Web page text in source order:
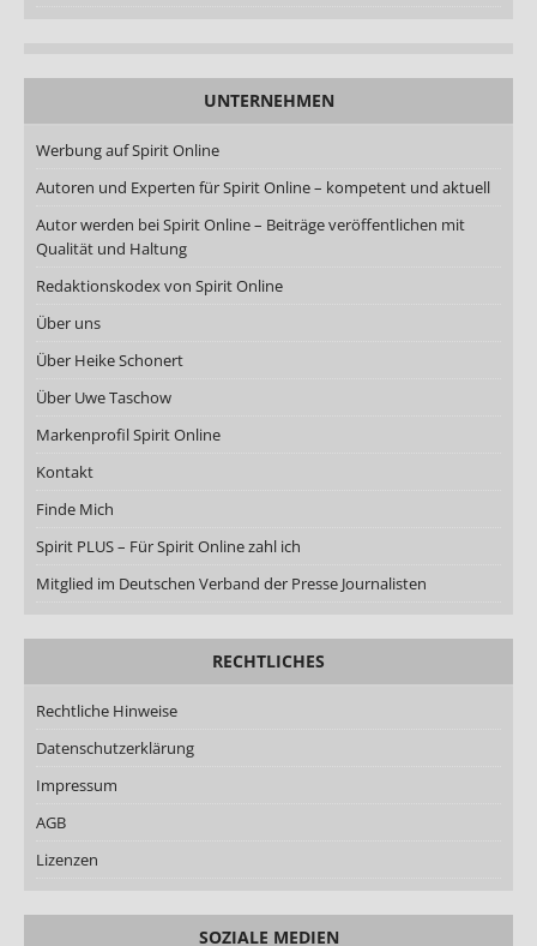
UNTERNEHMEN
Werbung auf Spirit Online
Autoren und Experten für Spirit Online – kompetent und aktuell
Autor werden bei Spirit Online – Beiträge veröffentlichen mit
Qualität und Haltung
Redaktionskodex von Spirit Online
Über uns
Über Heike Schonert
Über Uwe Taschow
Markenprofil Spirit Online
Kontakt
Finde Mich
Spirit PLUS – Für Spirit Online zahl ich
Mitglied im Deutschen Verband der Presse Journalisten
RECHTLICHES
Rechtliche Hinweise
Datenschutzerklärung
Impressum
AGB
Lizenzen
SOZIALE MEDIEN